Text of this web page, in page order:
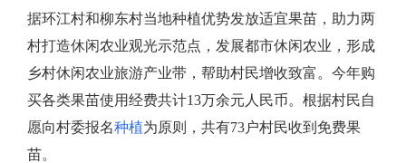
据环江村和柳东村当地种植优势发放适宜果苗，助力两
村打造休闲农业观光示范点， 发展都市休闲农业 ， 形成
乡村休闲农业旅游产业带 ， 帮助村民增收致富。 今年购
买各类果苗使用经费共计13万余元人民币。根据村民自
愿向村委报名种植为原则，共有73户村民收到免费果
苗。